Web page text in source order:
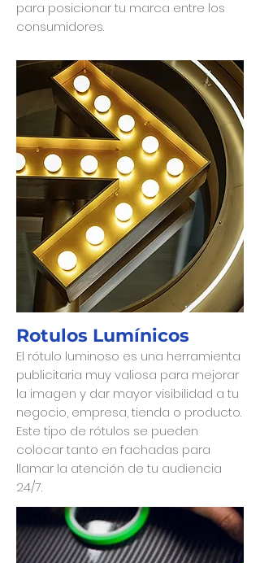
para posicionar tu marca entre los
consumidores.
El rótulo luminoso es una herramienta
publicitaria muy valiosa para mejorar
la imagen y dar mayor visibilidad a tu
negocio, empresa, tienda o producto.
Este tipo de rótulos se pueden
colocar tanto en fachadas para
llamar la atención de tu audiencia
24/7.
Rotulos Lumínicos